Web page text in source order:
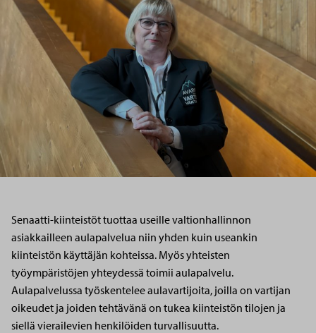
Senaatti-kiinteistöt tuottaa useille valtionhallinnon
asiakkailleen aulapalvelua niin yhden kuin useankin
kiinteistön käyttäjän kohteissa. Myös yhteisten
työympäristöjen yhteydessä toimii aulapalvelu.
Aulapalvelussa työskentelee aulavartijoita, joilla on vartijan
oikeudet ja joiden tehtävänä on tukea kiinteistön tilojen ja
siellä vierailevien henkilöiden turvallisuutta.